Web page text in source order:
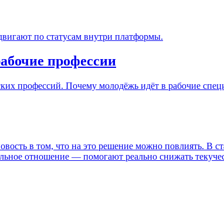
по статусам внутри платформы.
профессии
профессий. Почему молодёжь идёт в рабочие
в том, что на это решение можно повлиять. В
отношение — помогают реально снижать